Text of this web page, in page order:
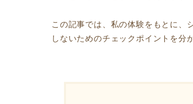
この記事では、私の体験をもとに、
しないためのチェックポイントを分